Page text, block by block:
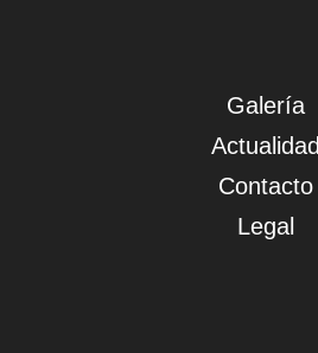
Galería
Actualidad
Contacto
Legal